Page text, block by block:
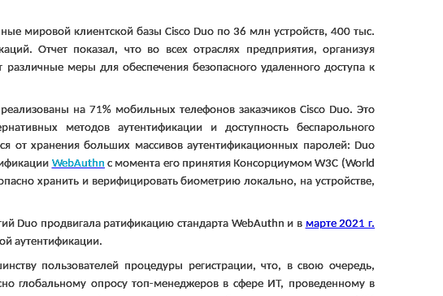
мировой клиентской базы Cisco Duoпо 36 млн устройств, 400 тыс.
Отчет показал, что во всех отраслях предприятия, организуя
меры для обеспечения безопасного удаленного доступа к
на 71% мобильных телефонов заказчиков Cisco Duo. Это
методов аутентификации и доступность беспарольного
от хранения больших массивов аутентификационных паролей: Duo
WebAuthn с момента его принятия КонсорциумомW3C (World
хранить и верифицировать биометрию локально, на устройстве,
Duo продвигала ратификацию стандарта WebAuthn и в марте 2021 г.
аутентификации.
пользователей процедуры регистрации, что, в свою очередь,
глобальному опросу топ-менеджеров в сфере ИТ, проведенному в